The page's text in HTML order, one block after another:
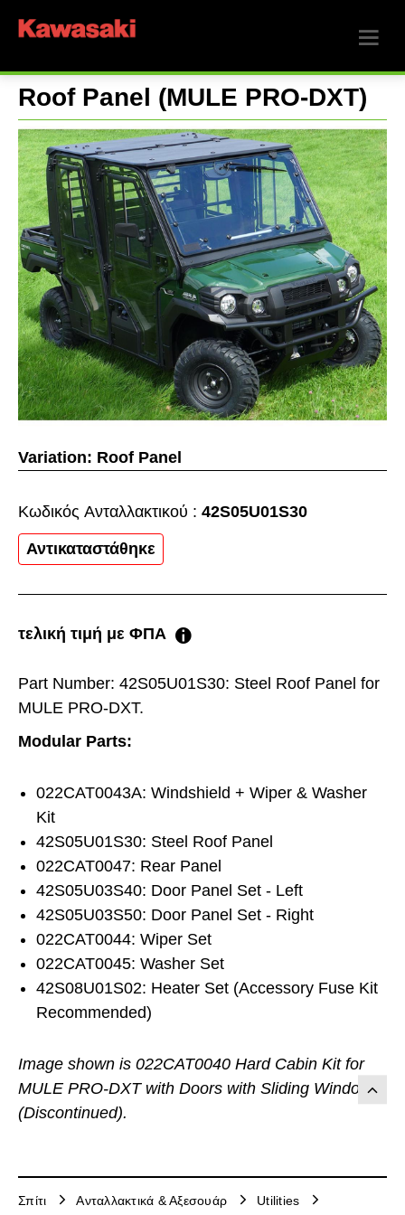
Roof Panel (MULE PRO-DXT)
Part Number: 42S05U01S30: Steel Roof Panel for
MULE PRO-DXT.
Modular Parts:
022CAT0043A: Windshield + Wiper & Washer
Kit
42S05U01S30: Steel Roof Panel
022CAT0047: Rear Panel
42S05U03S40: Door Panel Set - Left
42S05U03S50: Door Panel Set - Right
022CAT0044: Wiper Set
022CAT0045: Washer Set
42S08U01S02: Heater Set (Accessory Fuse Kit
Recommended)
Image shown is 022CAT0040 Hard Cabin Kit for
MULE PRO-DXT with Doors with Sliding Windows
(Discontinued).
τελική τιμή με ΦΠΑ
Variation: Roof Panel
Κωδικός Aνταλλακτικού : 42S05U01S30
Αντικαταστάθηκε
Σπίτι Ανταλλακτικά & Αξεσουάρ
Utilities